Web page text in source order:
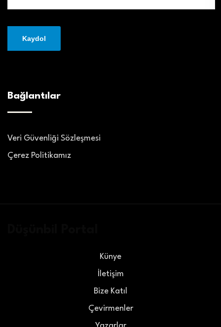
Bağlantılar
Veri Güvenliği Sözleşmesi
Çerez Politikamız
Künye
İletişim
Bize Katıl
Çevirmenler